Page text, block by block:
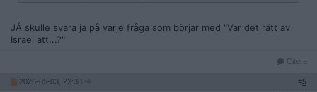
JÅ skulle svara ja på varje fråga som börjar med "Var det rätt av
Israel att...?"
Citera
2026-05-03, 22:38 #5